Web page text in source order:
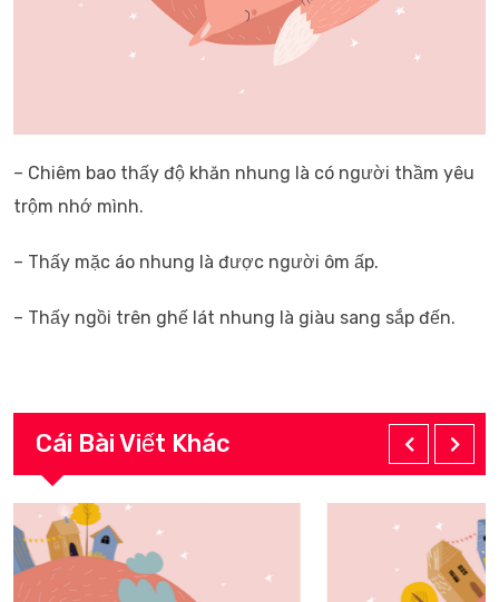
– Chiêm bao thấy độ khăn nhung là có người thầm yêu
trộm nhớ mình.
– Thấy mặc áo nhung là được người ôm ấp.
– Thấy ngồi trên ghế lát nhung là giàu sang sắp đến.
Cái Bài Viết Khác